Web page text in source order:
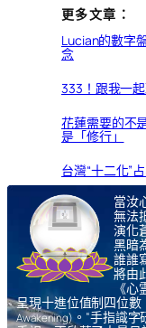
更多文章：
Lucian的數字
念
333！跟我一起
花蓮需要的不
是「修行」
台灣“十二化”
當汝
無法
演化
黑暗
誰誰
將由
《
呈現十進位值制四位數
Awakening) 。“手指識